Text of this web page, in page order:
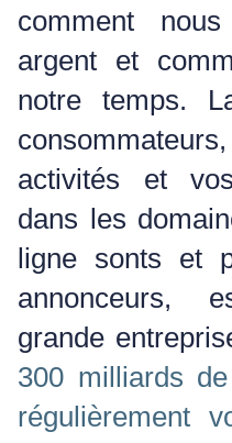
comment
argent et
notre temps.
activités et
dans les
ligne sonts et
annonceurs,
grande
300 milliards
régulièrement